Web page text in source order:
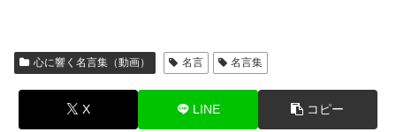
心に響く名言集（動画） 名言 名言集
X LINE コピー